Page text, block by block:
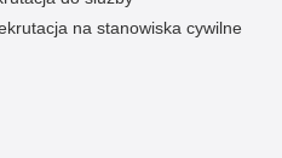
na stanowiska cywilne